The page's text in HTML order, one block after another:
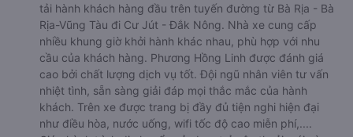
tải hành khách hàng đầu trên tuyến đường từ Bà Rịa - Bà
Rịa-Vũng Tàu đi Cư Jút - Đắk Nông. Nhà xe cung cấp
nhiều khung giờ khởi hành khác nhau, phù hợp với nhu
cầu của khách hàng. Phương Hồng Linh được đánh giá
cao bởi chất lượng dịch vụ tốt. Đội ngũ nhân viên tư vấn
nhiệt tình, sẵn sàng giải đáp mọi thắc mắc của hành
khách. Trên xe được trang bị đầy đủ tiện nghi hiện đại
như điều hòa, nước uống, wifi tốc độ cao miễn phí,....